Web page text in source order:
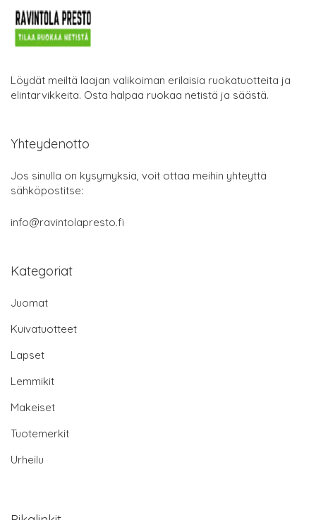
Löydät meiltä laajan valikoiman erilaisia ruokatuotteita ja
elintarvikkeita. Osta halpaa ruokaa netistä ja säästä.
Yhteydenotto
Jos sinulla on kysymyksiä, voit ottaa meihin yhteyttä
sähköpostitse:
info@ravintolapresto.fi
Kategoriat
Juomat
Kuivatuotteet
Lapset
Lemmikit
Makeiset
Tuotemerkit
Urheilu